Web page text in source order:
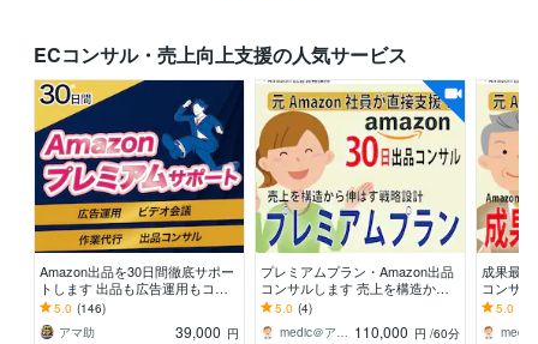
ECコンサル・売上向上支援の人気サービス
Amazon出品を30日間徹底サポー
トします 出品も広告運用もコン
サルも全て対応！プレミアムサポ
ート
5.0 (146)
アマ助
39,000 円
プレミアムプラン・Amazon出品
コンサルします 売上を構造から
伸ばす戦略設計支援
5.0 (4)
medic＠アマゾン元社員・実績1500 110,000 円 /60分
成果最
コンサ
を整え
5.0